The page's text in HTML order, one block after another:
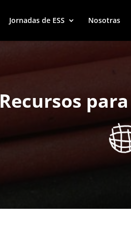
Jornadas de ESS Nosotras
Recursos